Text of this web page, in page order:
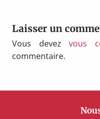
Laisser un
Vous devezvous
commentaire.